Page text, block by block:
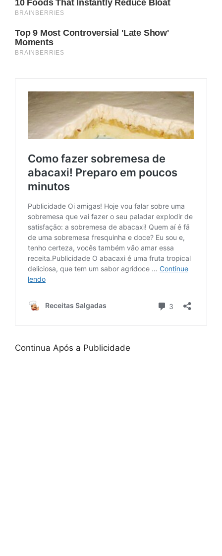
Continua Após a Publicidade